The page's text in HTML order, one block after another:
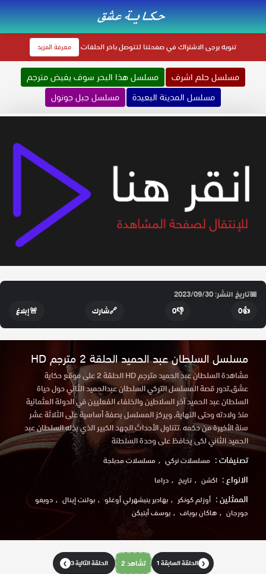
تنويهيرجى الاشتراك في صفحتنا لتتوصل باخر الحلقات معرفة المزيد
مسلسل حلم اشرف
مسلسل هذا البحر سوف يفيض مترجم
مسلسل المدينة البعيدة
مسلسل جبل جونول
📅تاريخ النشر: 2023/09/30
👍
0
👎
0
🔗شارك 🚨إبلاغ
مسلسل السلطان عبد الحميد الحلقة 2 مترجم HD
مشاهدة السلطان عبد الحميد مترجم HD الحلقة 2 على موقع حكاية
عشق,تدور قصة المسلسل التركي السلطان عبدالحميد الثاني حول حياة
السلطان عبد الحميد آخر السلاطين والخلفاء الفعليين في الدولة العثمانية
منذ ولادته وحتى النهاية, ويركز المسلسل بصفة أساسية على الثلاثة عشر
سنة الأخيرة من حكمه .تتناول الأحداث الجهد الكبير الذي بذله السلطان عبد
الحميد الثاني لكى يحافظ على وحدة السلطنة
تصنيفات : مسلسلات تركي مسلسلات مدبلجة
الانواع : اكشن تاريخ دراما
الممثلين : أوزلم كونكر بهادير ينيشهرلي أوغلو بولنت إينال
دويغو
جورجان
هاكان بوياف يوسف أيتيكن
❮ الحلقة السابقة 1 تشاهد 2 الحلقة التالية 3 ❯